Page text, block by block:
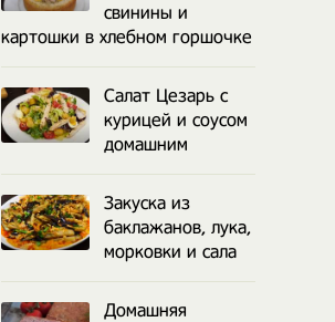
свинины и
картошки в хлебном горшочке
Салат Цезарь с
курицей и соусом
домашним
Закуска из
баклажанов, лука,
морковки и сала
Домашняя